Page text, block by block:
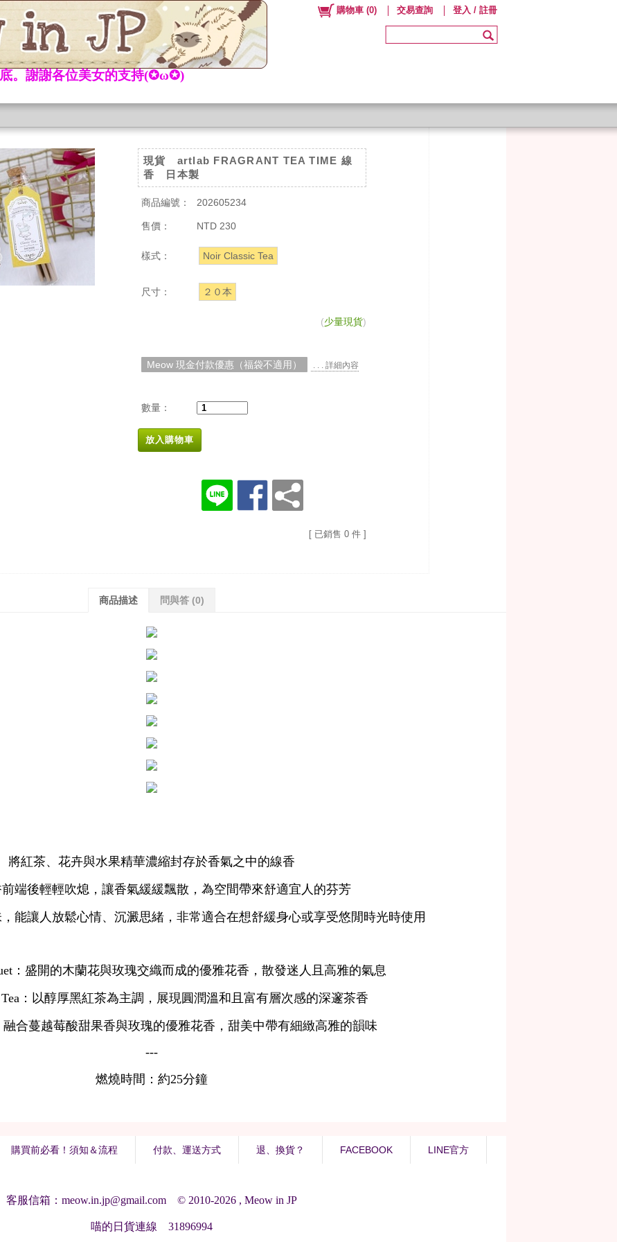
購物車 (0) 交易查詢 登入 / 註冊
現貨 artlab FRAGRANT TEA TIME 線
香 日本製
商品編號： 202605234
售價： NTD 230
樣式： Noir Classic Tea
尺寸： ２０本
(少量現貨)
Meow 現金付款優惠（福袋不適用） . . . 詳細內容
數量：
放入購物車
[ 已銷售 0 件 ]
商品描述 問與答 (0)
購買前必看！須知＆流程 付款、運送方式 退、換貨？ FACEBOOK LINE官方
客服信箱：meow.in.jp@gmail.com © 2010-2026 , Meow in JP
喵的日貨連線 31896994
底。謝謝各位美女的支持(✪ω✪)